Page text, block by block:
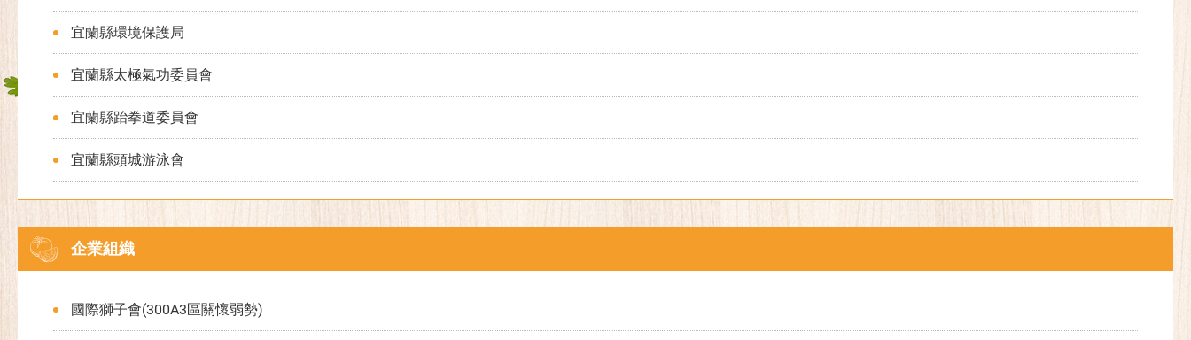
宜蘭縣環境保護局
宜蘭縣太極氣功委員會
宜蘭縣跆拳道委員會
宜蘭縣頭城游泳會
企業組織
國際獅子會(300A3區關懷弱勢)